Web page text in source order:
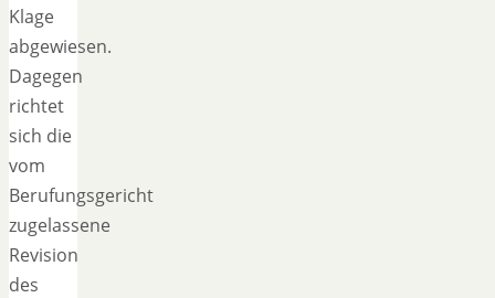
Klage
abgewiesen.
Dagegen
richtet
sich die
vom
Berufungsgericht
zugelassene
Revision
des